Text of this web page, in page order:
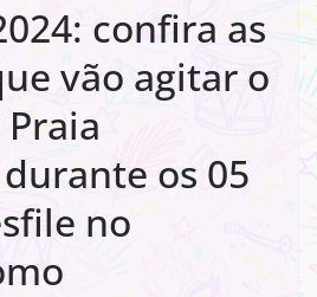
confira as
vão agitar o
os 05
no